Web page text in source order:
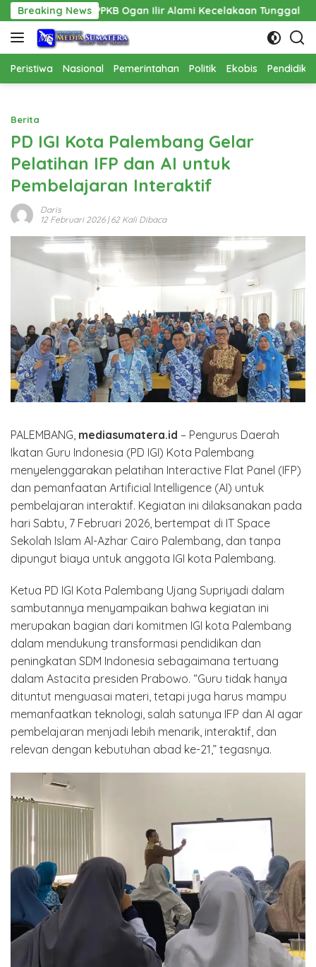
Langsung
ke
konten
Breaking News
Ogan Ilir Alami Kecelakaan Tunggal
Peristiwa Nasional Pemerintahan Politik Ekobis
Berita
PD IGI Kota Palembang Gelar
Pelatihan IFP dan AI untuk
Pembelajaran Interaktif
Daris
12 Februari 2026| 62 Kali Dibaca
PALEMBANG, mediasumatera.id – Pengurus Daerah
Ikatan Guru Indonesia (PD IGI) Kota Palembang
menyelenggarakan pelatihan Interactive Flat Panel (IFP)
dan pemanfaatan Artificial Intelligence (AI) untuk
pembelajaran interaktif. Kegiatan ini dilaksanakan pada
hari Sabtu, 7 Februari 2026, bertempat di IT Space
Sekolah Islam Al-Azhar Cairo Palembang, dan tanpa
dipungut biaya untuk anggota IGI kota Palembang.
Ketua PD IGI Kota Palembang Ujang Supriyadi dalam
sambutannya menyampaikan bahwa kegiatan ini
merupakan bagian dari komitmen IGI kota Palembang
dalam mendukung transformasi pendidikan dan
peningkatan SDM Indonesia sebagaimana tertuang
dalam Astacita presiden Prabowo. “Guru tidak hanya
dituntut menguasai materi, tetapi juga harus mampu
memanfaatkan teknologi, salah satunya IFP dan AI agar
pembelajaran menjadi lebih menarik, interaktif, dan
relevan dengan kebutuhan abad ke-21,” tegasnya.